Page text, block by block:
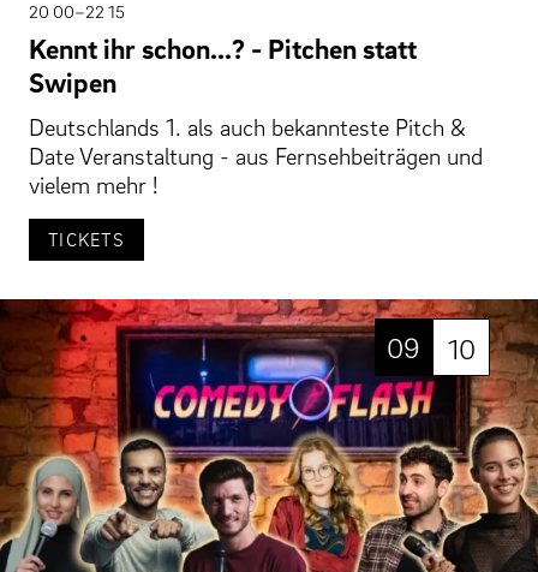
20 00–22 15
Kennt ihr schon...? - Pitchen statt
Swipen
Deutschlands 1. als auch bekannteste Pitch &
Date Veranstaltung - aus Fernsehbeiträgen und
vielem mehr !
TICKETS
09 10